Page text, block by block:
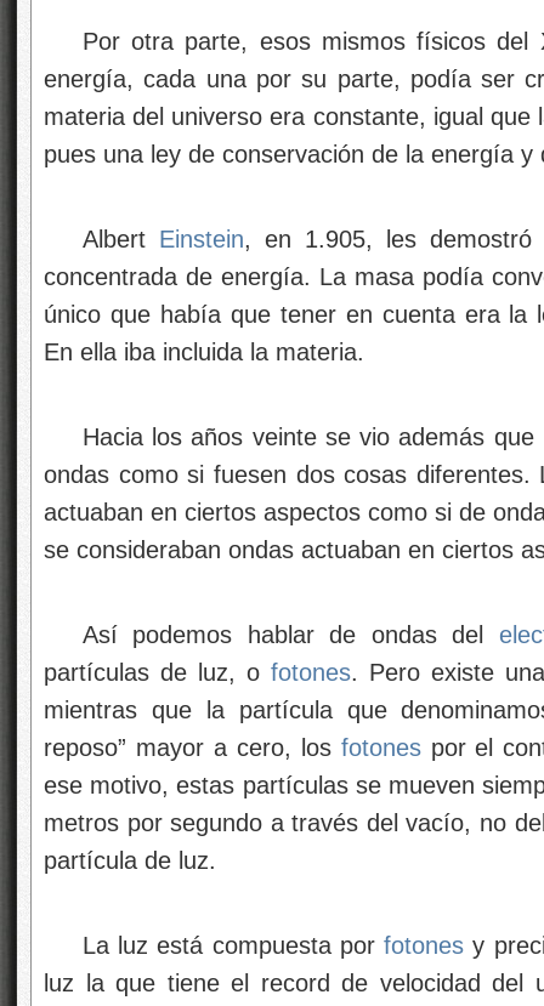
Por otra parte, esos mismos físicos
energía, cada una por su parte, podía ser
materia del universo era constante, igual
pues una ley de conservación de la energía
Albert Einstein, en 1.905, les
concentrada de energía. La masa podía
único que había que tener en cuenta era la
En ella iba incluida la materia.
Hacia los años veinte se vio además
ondas como si fuesen dos cosas
actuaban en ciertos aspectos como si de
se consideraban ondas actuaban en ciertos
Así podemos hablar de ondas del
partículas de luz, o fotones. Pero existe
mientras que la partícula que
reposo” mayor a cero, los fotonespor el
ese motivo, estas partículas se mueven
metros por segundo a través del vacío, no
partícula de luz.
La luz está compuesta porfotones y
luz la que tiene el record de velocidad del